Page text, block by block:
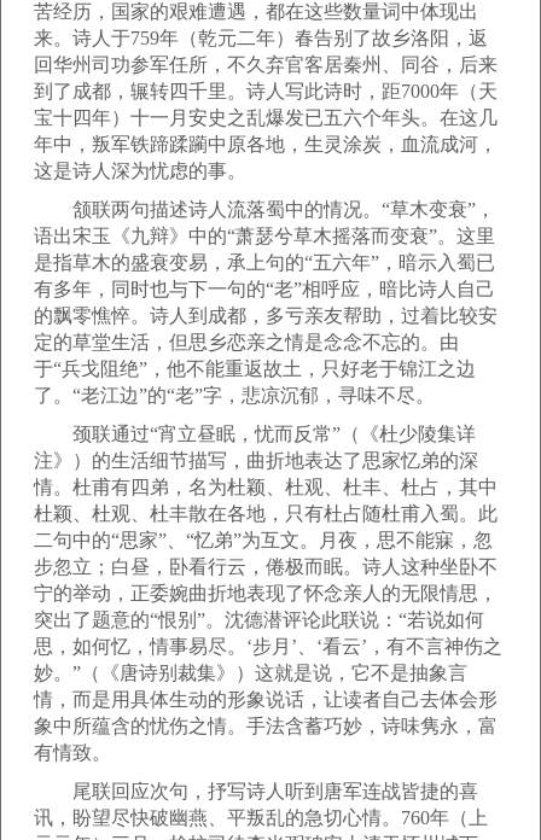
苦经历，国家的艰难遭遇，都在这些数量词中体现出
来。诗人于759年（乾元二年）春告别了故乡洛阳，返
回华州司功参军任所，不久弃官客居秦州、同谷，后来
到了成都，辗转四千里。诗人写此诗时，距7000年（天
宝十四年）十一月安史之乱爆发已五六个年头。在这几
年中，叛军铁蹄蹂躏中原各地，生灵涂炭，血流成河，
这是诗人深为忧虑的事。
颔联两句描述诗人流落蜀中的情况。“草木变衰”，
语出宋玉《九辩》中的“萧瑟兮草木摇落而变衰”。这里
是指草木的盛衰变易，承上句的“五六年”，暗示入蜀已
有多年，同时也与下一句的“老”相呼应，暗比诗人自己
的飘零憔悴。诗人到成都，多亏亲友帮助，过着比较安
定的草堂生活，但思乡恋亲之情是念念不忘的。由
于“兵戈阻绝”，他不能重返故土，只好老于锦江之边
了。“老江边”的“老”字，悲凉沉郁，寻味不尽。
颈联通过“宵立昼眠，忧而反常”（《杜少陵集详
注》）的生活细节描写，曲折地表达了思家忆弟的深
情。杜甫有四弟，名为杜颖、杜观、杜丰、杜占，其中
杜颖、杜观、杜丰散在各地，只有杜占随杜甫入蜀。此
二句中的“思家”、“忆弟”为互文。月夜，思不能寐，忽
步忽立；白昼，卧看行云，倦极而眠。诗人这种坐卧不
宁的举动，正委婉曲折地表现了怀念亲人的无限情思，
突出了题意的“恨别”。沈德潜评论此联说：“若说如何
思，如何忆，情事易尽。‘步月’、‘看云’，有不言神伤之
妙。”（《唐诗别裁集》）这就是说，它不是抽象言
情，而是用具体生动的形象说话，让读者自己去体会形
象中所蕴含的忧伤之情。手法含蓄巧妙，诗味隽永，富
有情致。
尾联回应次句，抒写诗人听到唐军连战皆捷的喜
讯，盼望尽快破幽燕、平叛乱的急切心情。760年（上